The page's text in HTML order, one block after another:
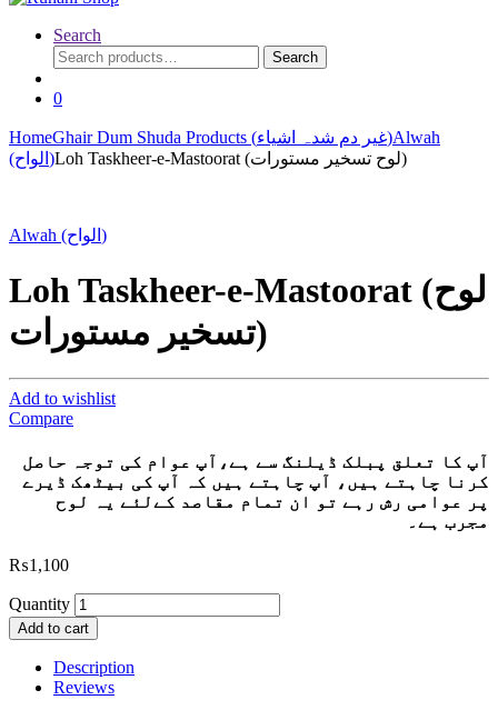
Search
Search
for:
Search
0
Home Ghair Dum Shuda Products (غیر دم شدہ اشیاء)Alwah
(الواح)
Loh Taskheer-e-Mastoorat (لوح تسخیر مستورات)
Alwah (الواح)
Loh Taskheer-e-Mastoorat (لوح
تسخیر مستورات)
Add to wishlist
Compare
آپ کا تعلق پبلک ڈیلنگ سے ہے،آپ عوام کی توجہ حاصل
کرنا چاہتے ہیں، آپ چاہتے ہیں کہ آپ کی بیٹھک ڈیرے
پر عوامی رش رہے تو ان تمام مقاصد کےلئے یہ لوح
مجرب ہے۔
₨1,100
Quantity
Add to cart
Description
Reviews